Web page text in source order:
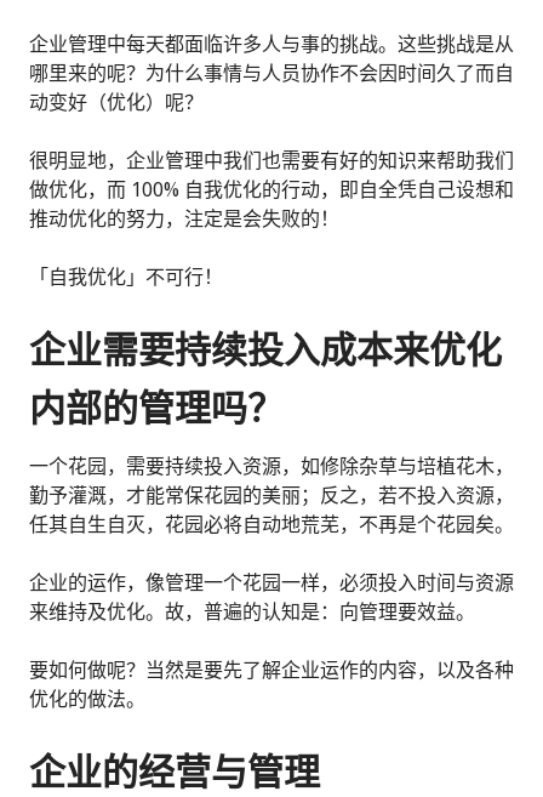
企业管理中每天都面临许多人与事的挑战。这些挑战是从
哪里来的呢？为什么事情与人员协作不会因时间久了而自
动变好（优化）呢？
很明显地，企业管理中我们也需要有好的知识来帮助我们
做优化，而 100% 自我优化的行动，即自全凭自己设想和
推动优化的努力，注定是会失败的！
「自我优化」不可行！
企业需要持续投入成本来优化
内部的管理吗？
一个花园，需要持续投入资源，如修除杂草与培植花木，
勤予灌溉，才能常保花园的美丽；反之，若不投入资源，
任其自生自灭，花园必将自动地荒芜，不再是个花园矣。
企业的运作，像管理一个花园一样，必须投入时间与资源
来维持及优化。故，普遍的认知是：向管理要效益。
要如何做呢？当然是要先了解企业运作的内容，以及各种
优化的做法。
企业的经营与管理